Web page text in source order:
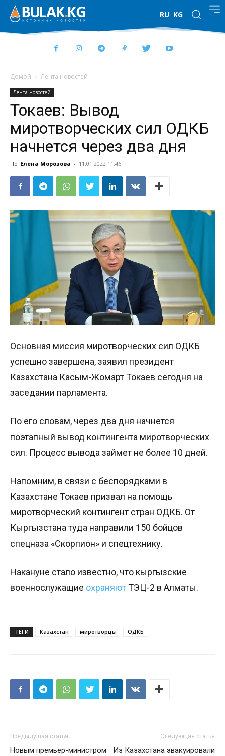
RU KG
Домой Лента новостей
Лента новостей
Токаев: Вывод
миротворческих сил ОДКБ
начнется через два дня
По Елена Морозова - 11.01.2022 11:46
Основная миссия миротворческих сил ОДКБ
успешно завершена, заявил президент
Казахстана Касым-Жомарт Токаев сегодня на
заседании парламента.
По его словам, через два дня начнется
поэтапный вывод контингента миротворческих
сил. Процесс вывода займет не более 10 дней.
Напомним, в связи с беспорядками в
Казахстане Токаев призвал на помощь
миротворческий контингент стран ОДКБ. От
Кыргызстана туда направили 150 бойцов
спецназа «Скорпион» и спецтехнику.
Накануне стало известно, что кыргызские
военнослужащие охраняютТЭЦ-2 в Алматы.
ТЕГИ Казахстан миротворцы ОДКБ
Предыдущая статья
Новым премьер-министром
Следующая статья
Из Казахстана эвакуировали